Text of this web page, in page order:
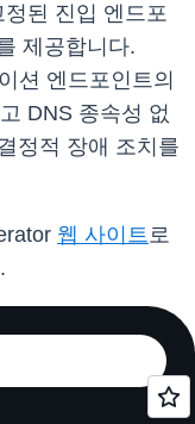
된 진입 엔드포
제공합니다.
션 엔드포인트의
DNS 종속성 없
정적 장애 조치를
웹 사이트로